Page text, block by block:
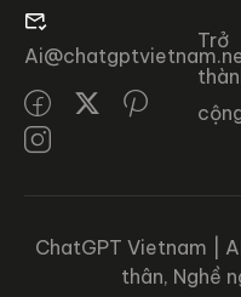
Trở
ChatGPT Vietnam |
thân, Nghề